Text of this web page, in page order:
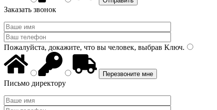
Заказать звонок
Пожалуйста, докажите, что вы человек, выбрав Ключ.
Письмо директору